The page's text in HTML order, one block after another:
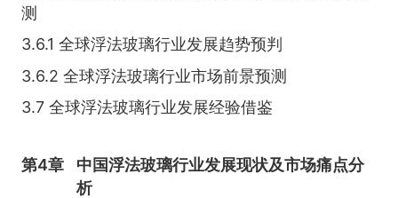
测
3.6.1 全球浮法玻璃行业发展趋势预判
3.6.2 全球浮法玻璃行业市场前景预测
3.7 全球浮法玻璃行业发展经验借鉴
第4章
中国浮法玻璃行业发展现状及市场痛点分
析